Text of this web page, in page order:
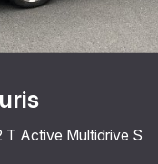
T Active Multidrive S